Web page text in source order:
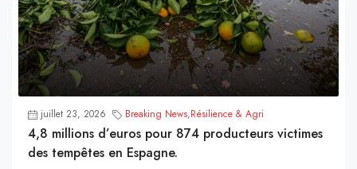
juillet 23, 2026 Breaking News,Résilience & Agri
4,8 millions d’euros pour 874 producteurs victimes
des tempêtes en Espagne.